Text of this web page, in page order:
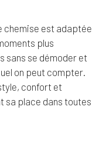
chemise est adaptée
plus
sans se démoder et
on peut compter.
confort et
sa place dans toutes